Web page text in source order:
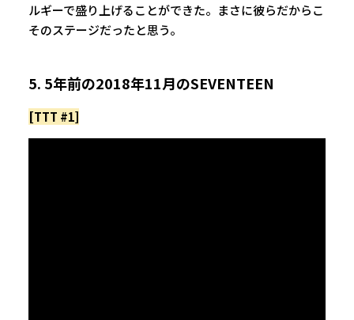
ルギーで盛り上げることができた。まさに彼らだからこ
そのステージだったと思う。
5. 5年前の2018年11月のSEVENTEEN
[TTT #1]